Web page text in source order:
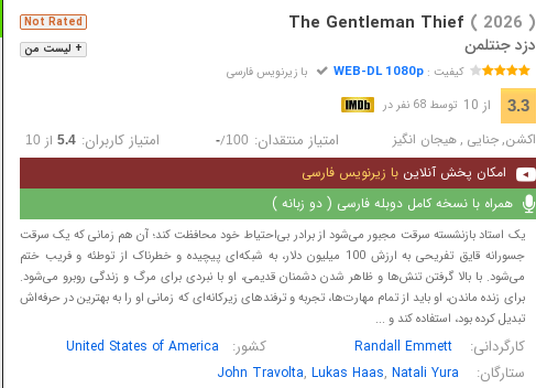
+ لیست من
Not Rated The Gentleman Thief ( 2026 )
دزد جنتلمن
کیفیت :WEB-DL 1080p با زیرنویس فارسی
3.3 از 10 توسط 68 نفر در
اکشن,جنایی ,هیجان انگیز امتیاز منتقدان: -/100 امتیاز کاربران: 5.4 از 10
امکان پخش آنلاین با زیرنویس فارسی
همراه با نسخه کامل دوبله فارسی ( دو زبانه )
یک استاد بازنشسته سرقت مجبور می‌شود از برادر بی‌احتیاط خود محافظت کند؛ آن هم زمانی که یک سرقت
جسورانه قایق تفریحی به ارزش 100 میلیون دلار، به شبکه‌ای پیچیده و خطرناک از توطئه و فریب ختم
می‌شود. با بالا گرفتن تنش‌ها و ظاهر شدن دشمنان قدیمی، او با نبردی برای مرگ و زندگی روبرو می‌شود.
برای زنده ماندن، او باید از تمام مهارت‌ها، تجربه و ترفندهای زیرکانه‌ای که زمانی او را به بهترین در حرفه‌اش
تبدیل کرده بود، استفاده کند و ...
کارگردانی:Randall Emmett کشور: United States of America
ستارگان: John Travolta, Lukas Haas, Natali Yura